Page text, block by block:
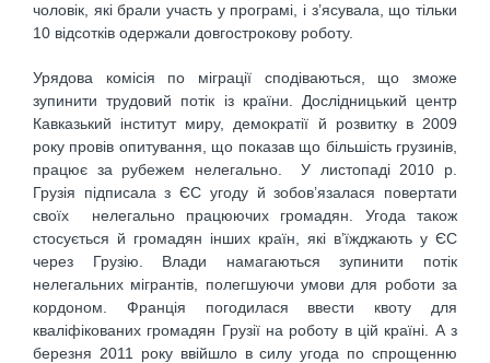
чоловік, які брали участь у програмі, і з’ясувала, що тільки
10 відсотків одержали довгострокову роботу.
Урядова комісія по міграції сподіваються, що зможе
зупинити трудовий потік із країни. Дослідницький центр
Кавказький інститут миру, демократії й розвитку в 2009
року провів опитування, що показав що більшість грузинів,
працює за рубежем нелегально. У листопаді 2010 р.
Грузія підписала з ЄС угоду й зобов’язалася повертати
своїх нелегально працюючих громадян. Угода також
стосується й громадян інших країн, які в’їжджають у ЄС
через Грузію. Влади намагаються зупинити потік
нелегальних мігрантів, полегшуючи умови для роботи за
кордоном. Франція погодилася ввести квоту для
кваліфікованих громадян Грузії на роботу в цій країні. А з
березня 2011 року ввійшло в силу угода по спрощенню